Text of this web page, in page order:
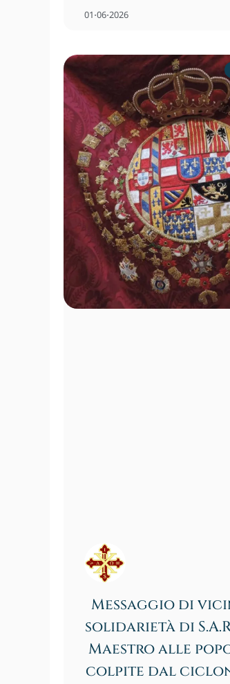
01⋅06⋅2026
Messaggio di
solidarietà di
Maestro alle
colpite dal